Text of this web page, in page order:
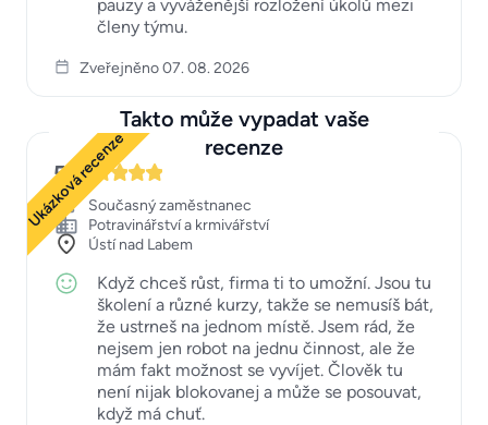
pauzy a vyváženější rozložení úkolů mezi
členy týmu.
Zveřejněno 07. 08. 2026
Takto může vypadat vaše
recenze
Ukázková recenze
5
Současný zaměstnanec
Potravinářství a krmivářství
Ústí nad Labem
Když chceš růst, firma ti to umožní. Jsou tu
školení a různé kurzy, takže se nemusíš bát,
že ustrneš na jednom místě. Jsem rád, že
nejsem jen robot na jednu činnost, ale že
mám fakt možnost se vyvíjet. Člověk tu
není nijak blokovanej a může se posouvat,
když má chuť.